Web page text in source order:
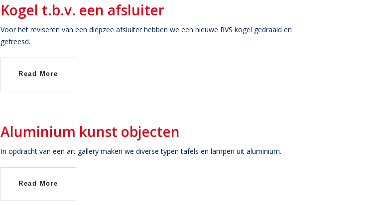
Kogel t.b.v. een afsluiter
Voor het reviseren van een diepzee afsluiter hebben we een nieuwe RVS kogel gedraaid en
gefreesd.
Read More
Aluminium kunst objecten
In opdracht van een art gallery maken we diverse typen tafels en lampen uit aluminium.
Read More